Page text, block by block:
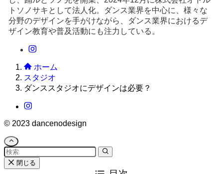
トソノサキとして法人化。ダンス業界を中心に、様々な
分野のデザインを手がけながら、ダンス業界におけるデ
ザイン教育や普及活動にも注力している。
ホーム
スタジオ
ダンススタジオにデザインは必要？
© 2023 dancenodesign
閉じる